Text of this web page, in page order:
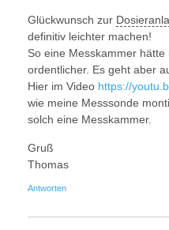
Glückwunsch zur
definitiv leichter machen!
So eine Messkammer
ordentlicher. Es geht aber
Hier im Video https://
wie meine Messsonde
solch eine Messkammer.
Gruß
Thomas
Antworten